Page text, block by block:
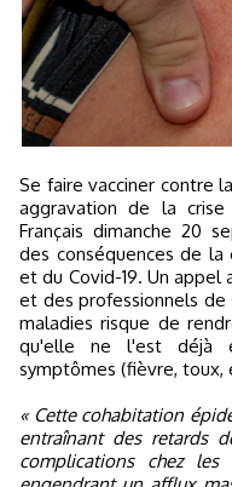
Se faire vacciner contre la grippe saisonnière pour éviter une
aggravation de la crise
Français dimanche 20
des conséquences de
et du Covid-19. Un appel
et des professionnels
maladies risque de
qu'elle ne l'est déjà
symptômes (fièvre, toux,
« Cette cohabitation
entraînant des retards
complications chez